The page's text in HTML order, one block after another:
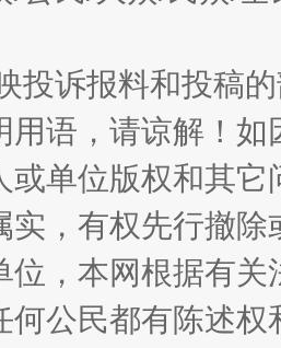
的艺术幻境
投诉报料和投稿
用语，请谅解！
或单位版权和其它
实，有权先行撤
位，本网根据有
何公民都有陈述